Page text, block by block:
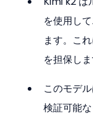
を使用し
ます。こ
を担保しま
このモデ
検証可能